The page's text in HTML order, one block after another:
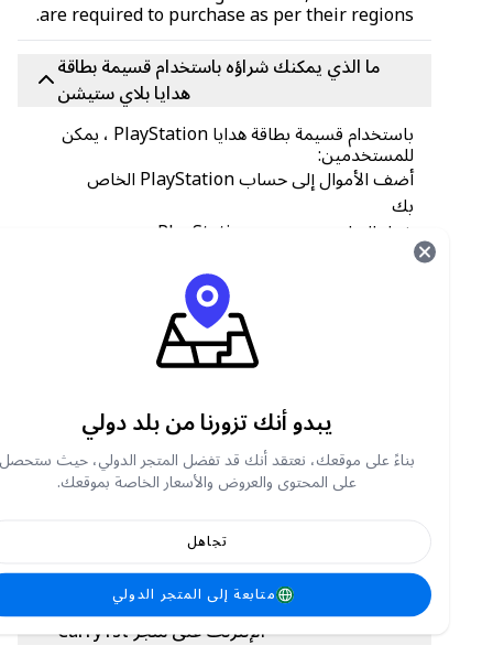
are required to purchase as per their regions.
ما الذي يمكنك شراؤه باستخدام قسيمة بطاقة
هدايا بلاي ستيشن
باستخدام قسيمة بطاقة هدايا PlayStation ، يمكن
للمستخدمين:
أضف الأموال إلى حساب PlayStation الخاص
شراء العناصر من متجر PlayStation
شراء ألعاب مثل
مكان شراء قسائم بطاقات هدايا بلاي ستيشن
احصل على بلاي ستيشن الخاص بك gift card
vouchers from the Carry1st Shop. We accept
secure payment methods, like PayPal,
Chipper, Crypto, bank transfers, and more.
We also offer affordable rates with
discounted prices and offers from time to
time!
كيفية شراء قسائم بطاقات هدايا PlayStation عبر
الإنترنت على متجر Carry1st
يبدو أنك تزورنا من بلد دولي
بناءً على موقعك، نعتقد أنك قد تفضل المتجر الدولي، حيث ستحصل
على المحتوى والعروض والأسعار الخاصة بموقعك.
متابعة إلى المتجر الدولي